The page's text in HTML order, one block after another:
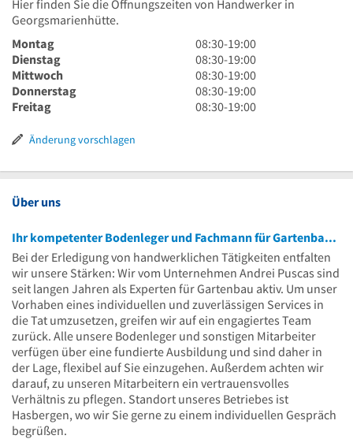
Hier finden Sie die Öffnungszeiten von Handwerker in
Georgsmarienhütte.
Montag
8
Uhr
30
bis
19
08:30-19:00
Dienstag
8
Uhr
30
bis
08:30-19:00
Mittwoch
8
Uhr
30
08:30-19:00
Donnerstag
8
Uhr
Uhr
08:30-19:00
Freitag
8
19
08:30-19:00
Änderung vorschlagen
Über uns
Ihr kompetenter Bodenleger und Fachmann für Gartenbau aus Hasbergen
Bei der Erledigung von handwerklichen Tätigkeiten entfalten
wir unsere Stärken: Wir vom Unternehmen Andrei Puscas sind
seit langen Jahren als Experten für Gartenbau aktiv. Um unser
Vorhaben eines individuellen und zuverlässigen Services in
die Tat umzusetzen, greifen wir auf ein engagiertes Team
zurück. Alle unsere Bodenleger und sonstigen Mitarbeiter
verfügen über eine fundierte Ausbildung und sind daher in
der Lage, flexibel auf Sie einzugehen. Außerdem achten wir
darauf, zu unseren Mitarbeitern ein vertrauensvolles
Verhältnis zu pflegen. Standort unseres Betriebes ist
Hasbergen, wo wir Sie gerne zu einem individuellen Gespräch
begrüßen.